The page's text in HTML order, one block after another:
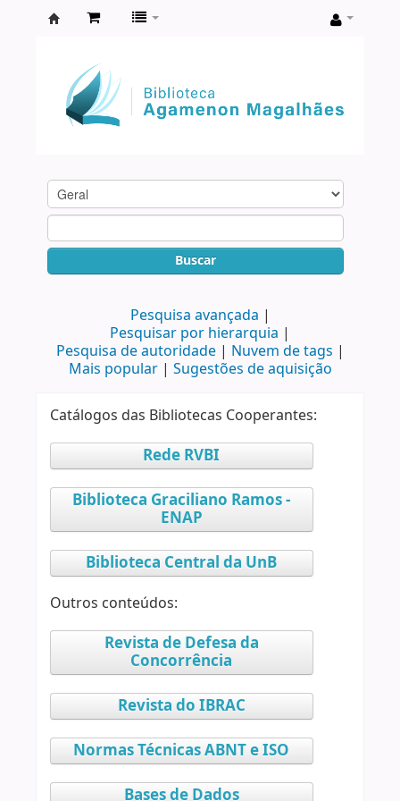
Agamenon
Magalhães
Buscar
Pesquisa avançada
Pesquisar por hierarquia
Pesquisa de autoridade
Nuvem de tags
Mais popular
Sugestões de aquisição
Catálogos das Bibliotecas Cooperantes:
Rede RVBI
Biblioteca Graciliano Ramos -
ENAP
Biblioteca Central da UnB
Outros conteúdos:
Revista de Defesa da
Concorrência
Revista do IBRAC
Normas Técnicas ABNT e ISO
Bases de Dados